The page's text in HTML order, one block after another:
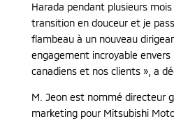
Harada pendant plusieurs
transition en douceur et je
flambeau à un nouveau
engagement incroyable envers
canadiens et nos clients », a
M. Jeon est nommé directeur
marketing pour Mitsubishi